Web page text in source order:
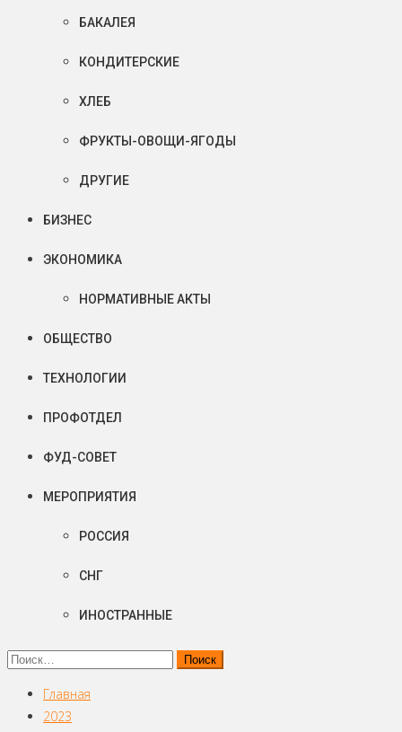
БАКАЛЕЯ
КОНДИТЕРСКИЕ
ХЛЕБ
ФРУКТЫ-ОВОЩИ-ЯГОДЫ
ДРУГИЕ
БИЗНЕС
ЭКОНОМИКА
НОРМАТИВНЫЕ АКТЫ
ОБЩЕСТВО
ТЕХНОЛОГИИ
ПРОФОТДЕЛ
ФУД-СОВЕТ
МЕРОПРИЯТИЯ
РОССИЯ
СНГ
ИНОСТРАННЫЕ
Найти:
Главная
2023